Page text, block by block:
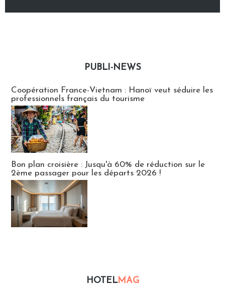
PUBLI-NEWS
Coopération France-Vietnam : Hanoï veut séduire les
professionnels français du tourisme
Bon plan croisière : Jusqu'à 60% de réduction sur le
2ème passager pour les départs 2026 !
HOTELMAG